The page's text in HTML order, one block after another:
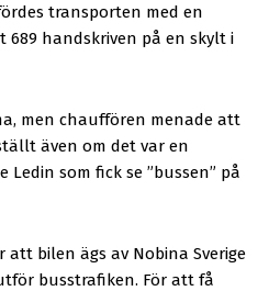
transporten med en
handskriven på en skylt i
men chauffören menade att
även om det var en
Ledin som fick se ”bussen” på
att bilen ägs av Nobina Sverige
busstrafiken. För att få